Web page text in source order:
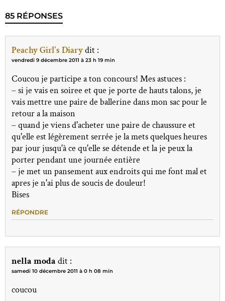
85 RÉPONSES
Peachy Girl's Diarydit :
vendredi 9 décembre 2011 à 23 h 19 min
Coucou je participe a ton concours! Mes astuces :
– si je vais en soiree et que je porte de hauts talons, je
vais mettre une paire de ballerine dans mon sac pour le
retour a la maison
– quand je viens d'acheter une paire de chaussure et
qu'elle est légèrement serrée je la mets quelques heures
par jour jusqu'à ce qu'elle se détende et la je peux la
porter pendant une journée entière
– je met un pansement aux endroits qui me font mal et
apres je n'ai plus de soucis de douleur!
Bises
RÉPONDRE
nella moda dit :
samedi 10 décembre 2011 à 0 h 08 min
coucou